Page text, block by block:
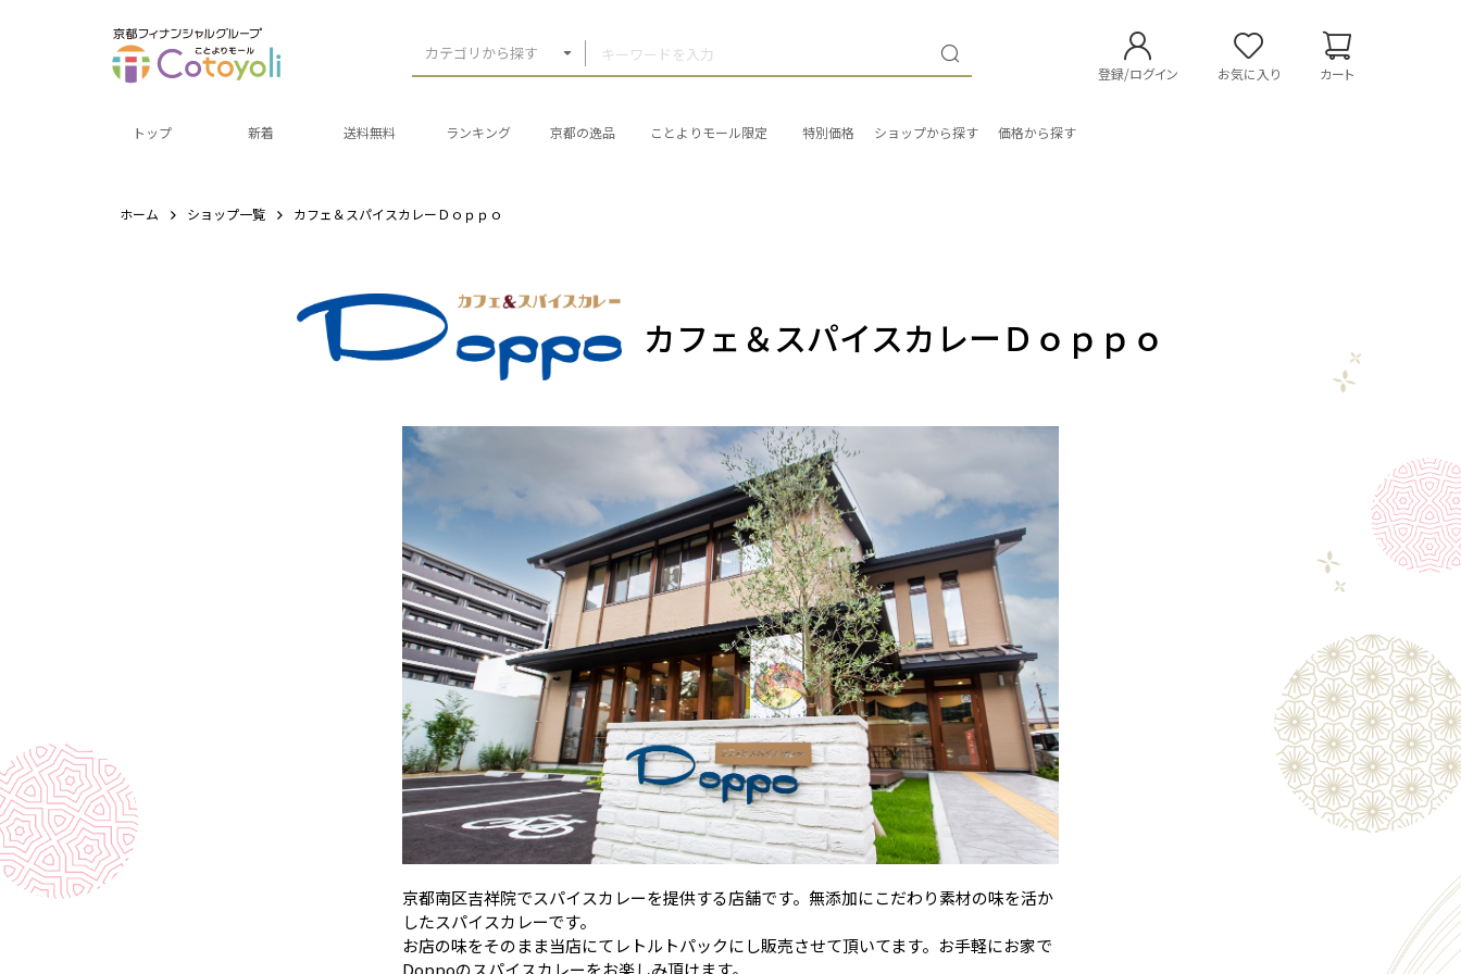
カテゴリから探す
登録/ログイン お気に入り カート
トップ 新着 送料無料 ランキング 京都の逸品 ことよりモール限定 特別価格 ショップから探す 価格から探す
ホーム ショップ一覧 カフェ＆スパイスカレーＤｏｐｐｏ
カフェ＆スパイスカレーＤｏｐｐｏ
京都南区吉祥院でスパイスカレーを提供する店舗です。無添加にこだわり素材の味を活か
したスパイスカレーです。
お店の味をそのまま当店にてレトルトパックにし販売させて頂いてます。お手軽にお家で
Doppoのスパイスカレーをお楽しみ頂けます。